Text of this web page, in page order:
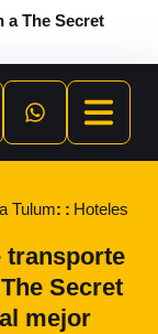
a The Secret
Tulum
Hoteles
transporte
Secret
mejor